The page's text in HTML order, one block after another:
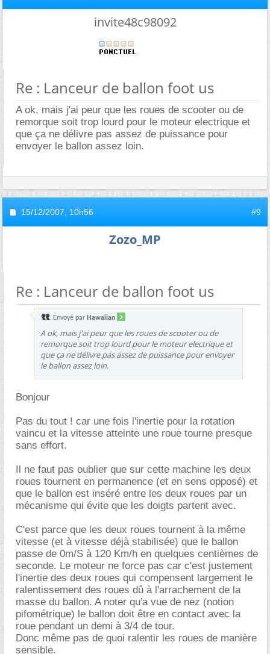
invite48c98092
Re : Lanceur de ballon foot us
A ok, mais j'ai peur que les roues de scooter ou de
remorque soit trop lourd pour le moteur electrique et
que ça ne délivre pas assez de puissance pour
envoyer le ballon assez loin.
15/12/2007, 10h56 #9
Zozo_MP
Re : Lanceur de ballon foot us
Envoyé par Hawaiian
A ok, mais j'ai peur que les roues de scooter ou de
remorque soit trop lourd pour le moteur electrique et
que ça ne délivre pas assez de puissance pour envoyer
le ballon assez loin.
Bonjour
Pas du tout ! car une fois l'inertie pour la rotation
vaincu et la vitesse atteinte une roue tourne presque
sans effort.
Il ne faut pas oublier que sur cette machine les deux
roues tournent en permanence (et en sens opposé) et
que le ballon est inséré entre les deux roues par un
mécanisme qui évite que les doigts partent avec.
C'est parce que les deux roues tournent à la même
vitesse (et à vitesse déjà stabilisée) que le ballon
passe de 0m/S à 120 Km/h en quelques centièmes de
seconde. Le moteur ne force pas car c'est justement
l'inertie des deux roues qui compensent largement le
ralentissement des roues dû à l'arrachement de la
masse du ballon. A noter qu'a vue de nez (notion
pifométrique) le ballon doit être en contact avec la
roue pendant un demi à 3/4 de tour.
Donc même pas de quoi ralentir les roues de manière
sensible.